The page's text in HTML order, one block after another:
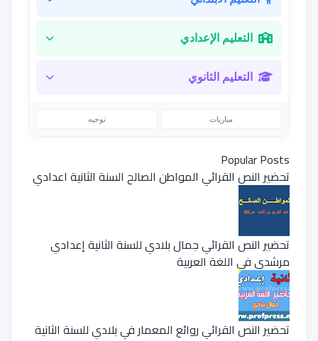
التعليم الإعدادي
التعليم الثانوي
مباريات توجيه
Popular Posts
تحضير النص القرائي المواطن الصالح السنة الثانية اعدادي
تحضير النص القرائي جمال بلادي للسنة الثانية إعدادي
مرشدي في اللغة العربية
تحضير النص القرائي روائع المعمار في بلادي للسنة الثانية